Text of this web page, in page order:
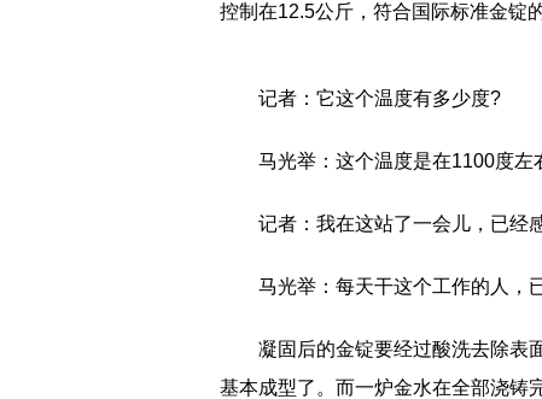
控制在12.5公斤，符合国际标准金锭
记者：它这个温度有多少度?
马光举：这个温度是在1100度左
记者：我在这站了一会儿，已经
马光举：每天干这个工作的人，
凝固后的金锭要经过酸洗去除表
基本成型了。而一炉金水在全部浇铸